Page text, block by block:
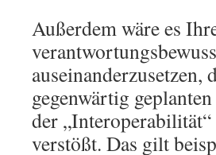
Außerdem wäre es
gegenwärtig
der
verstößt. Das gilt